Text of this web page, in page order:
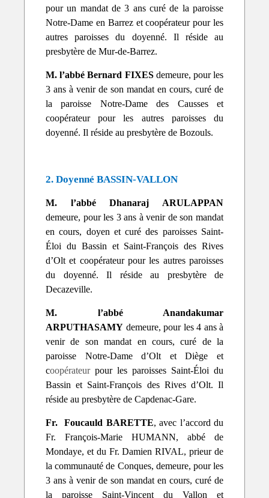
pour un mandat de 3 ans curé de la paroisse
Notre-Dame en Barrez et coopérateur pour les
autres paroisses du doyenné. Il réside au
presbytère de Mur-de-Barrez.
M. l’abbé Bernard FIXESdemeure, pour les
3 ans à venir de son mandat en cours, curé de
la paroisse Notre-Dame des Causses et
coopérateur pour les autres paroisses du
doyenné. Il réside au presbytère de Bozouls.
2. Doyenné BASSIN-VALLON
M. l’abbé Dhanaraj ARULAPPAN
demeure, pour les 3 ans à venir de son mandat
en cours, doyen et curé des paroisses Saint-
Éloi du Bassin et Saint-François des Rives
d’Olt et coopérateur pour les autres paroisses
du doyenné. Il réside au presbytère de
Decazeville.
M. l’abbé Anandakumar
ARPUTHASAMY demeure, pour les 4 ans à
venir de son mandat en cours, curé de la
paroisse Notre-Dame d’Olt et Diège et
coopérateur pour les paroisses Saint-Éloi du
Bassin et Saint-François des Rives d’Olt. Il
réside au presbytère de Capdenac-Gare.
Fr. Foucauld BARETTE, avec l’accord du
Fr. François-Marie HUMANN, abbé de
Mondaye, et du Fr. Damien RIVAL, prieur de
la communauté de Conques, demeure, pour les
3 ans à venir de son mandat en cours, curé de
la paroisse Saint-Vincent du Vallon et